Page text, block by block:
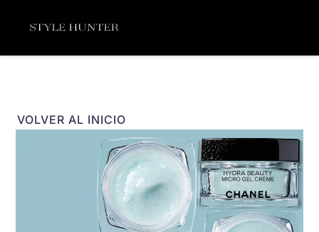
VOLVER AL INICIO